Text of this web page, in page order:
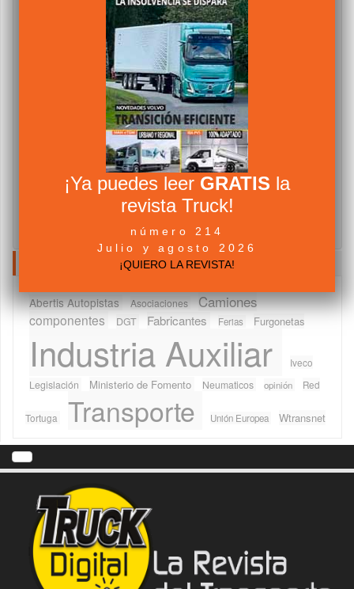
Abertis Autopistas Asociaciones Camiones
componentes DGT Fabricantes Ferias Furgonetas
Industria Auxiliar
Iveco
Legislación
Ministerio de Fomento Neumaticos opinión Red
Tortuga Transporte Unión Europea Wtransnet
¡Ya puedes leer GRATIS la
revista Truck!
número 214
Julio y agosto 2026
¡QUIERO LA REVISTA!